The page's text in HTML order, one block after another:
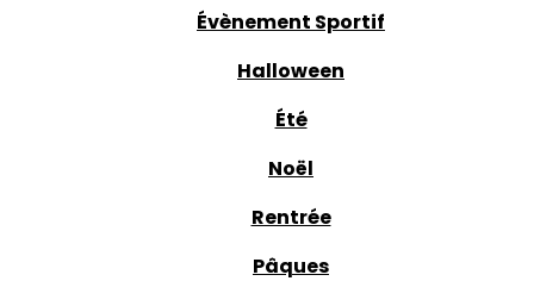
Évènement Sportif
Halloween
Été
Noël
Rentrée
Pâques